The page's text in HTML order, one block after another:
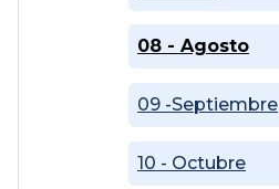
08 - Agosto
09 -Septiembre
10 - Octubre